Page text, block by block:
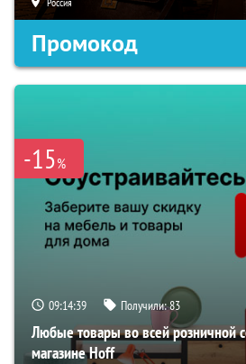
Промокод
-15%
09:14:39 Получили:83
Любые товары во всей розничной
магазине Hoff